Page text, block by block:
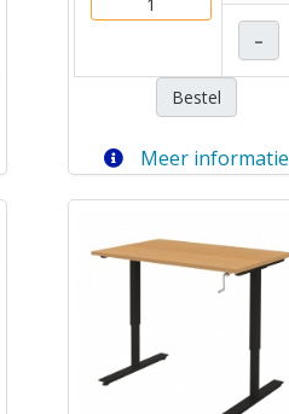
–
Bestel
Meer informatie